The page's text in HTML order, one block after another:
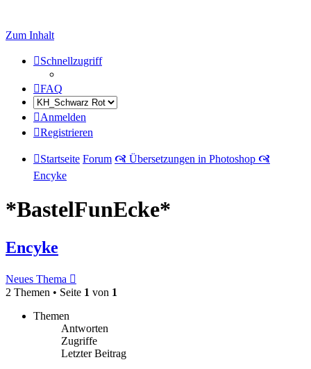
Zum Inhalt
Schnellzugriff
FAQ
Anmelden
Registrieren
Startseite Forum 🙧 Übersetzungen in Photoshop 🙧
Encyke
*BastelFunEcke*
Encyke
Neues Thema
2 Themen • Seite 1 von 1
Themen
Antworten
Zugriffe
Letzter Beitrag